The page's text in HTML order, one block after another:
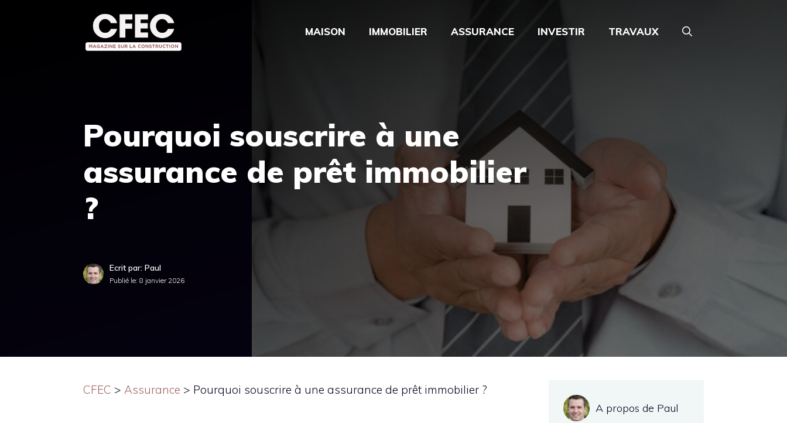
MAISON IMMOBILIER ASSURANCE INVESTIR TRAVAUX
Pourquoi souscrire à une
assurance de prêt immobilier
?
Ecrit par: Paul
Publié le: 8 janvier 2026
CFEC > Assurance > Pourquoi souscrire à une assurance de prêt immobilier ?
A propos de Paul